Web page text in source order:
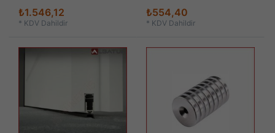
₺1.546,12
* KDV Dahildir
₺554,40
* KDV Dahildir